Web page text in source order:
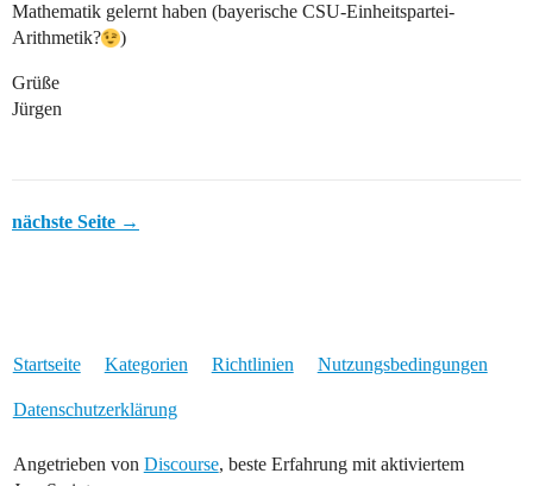
Mathematik gelernt haben (bayerische CSU-Einheitspartei-
Arithmetik?
)
Grüße
Jürgen
nächste Seite →
Startseite Kategorien Richtlinien Nutzungsbedingungen
Datenschutzerklärung
Angetrieben von Discourse, beste Erfahrung mit aktiviertem